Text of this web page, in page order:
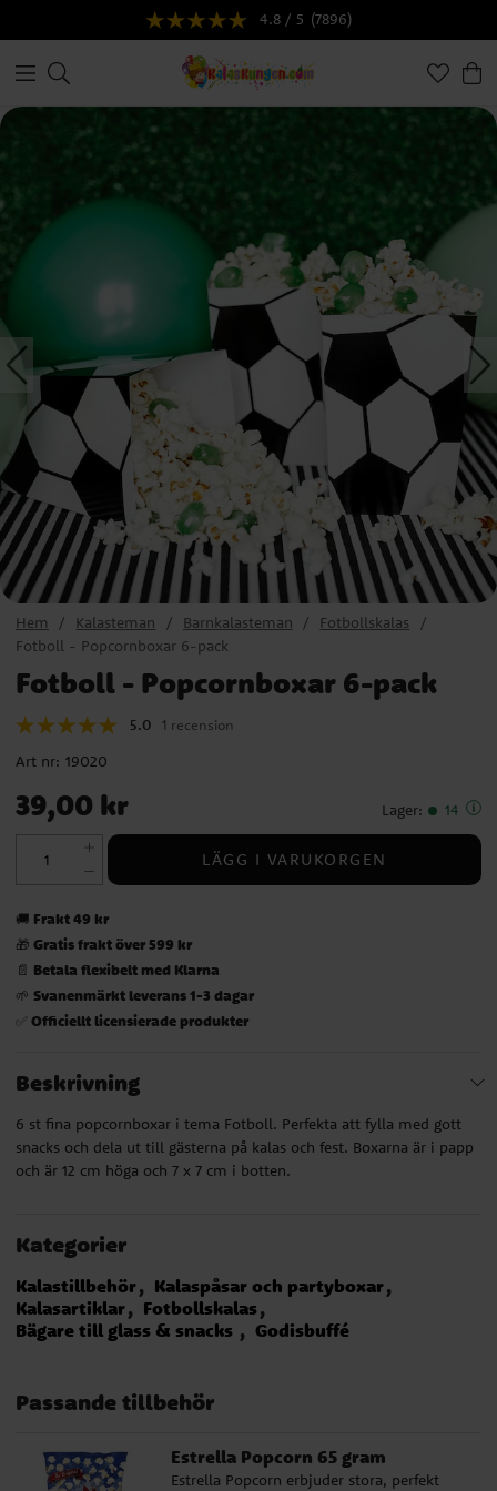
4.8 / 5 (7896)
Hem Kalasteman Barnkalasteman
Fotbollskalas
Fotboll - Popcornboxar 6-pack
Fotboll - Popcornboxar 6-pack
5.0 1 recension
Art nr: 19020
Pris: 39,00 kr
39,00 kr Lager: 14
LÄGG I VARUKORGEN
🚚 Frakt 49 kr
🎁 Gratis frakt över 599 kr
📄 Betala flexibelt med Klarna
🌱 Svanenmärkt leverans 1-3 dagar
✅ Officiellt licensierade produkter
Beskrivning
6 st fina popcornboxar i tema Fotboll. Perfekta att fylla med gott
snacks och dela ut till gästerna på kalas och fest. Boxarna är i papp
och är 12 cm höga och 7 x 7 cm i botten.
Kategorier
Kalastillbehör
Kalaspåsar och partyboxar
Kalasartiklar
Fotbollskalas
Bägare till glass & snacks
Godisbuffé
Passande tillbehör
Estrella Popcorn 65 gram
Estrella Popcorn erbjuder stora, perfekt